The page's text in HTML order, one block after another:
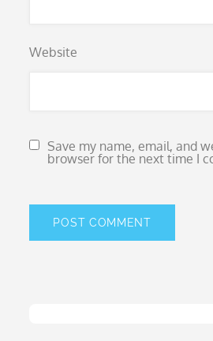
Website
Save my name, email, and
browser for the next time I